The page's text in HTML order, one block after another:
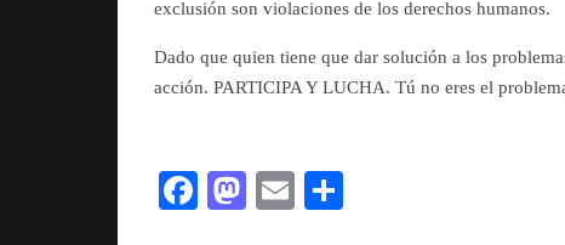
exclusión son violaciones de los derechos humanos.
Dado que quien tiene que dar solución a los
acción. PARTICIPA Y LUCHA. Tú no eres el
Fa M
E